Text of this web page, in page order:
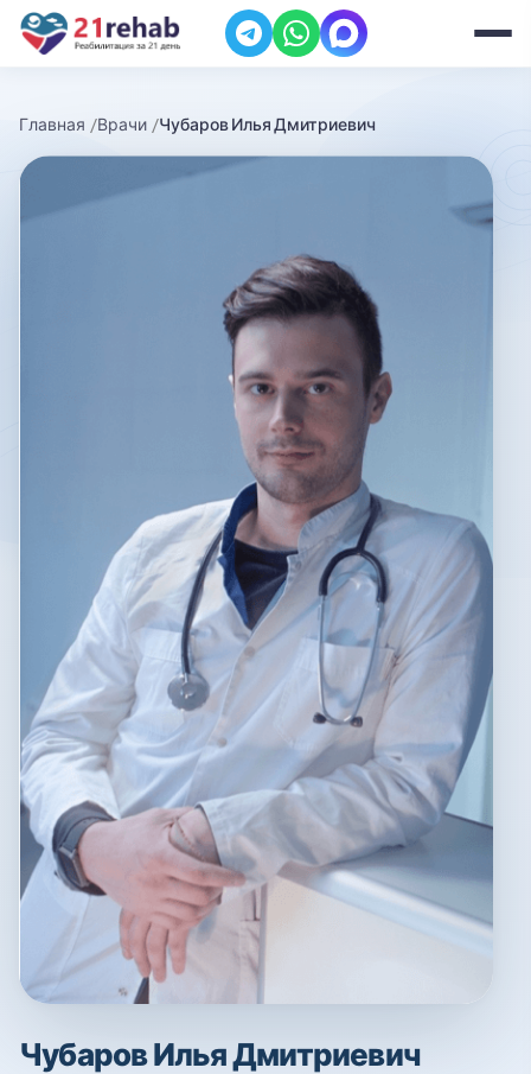
Главная Врачи Чубаров Илья Дмитриевич
Чубаров Илья Дмитриевич